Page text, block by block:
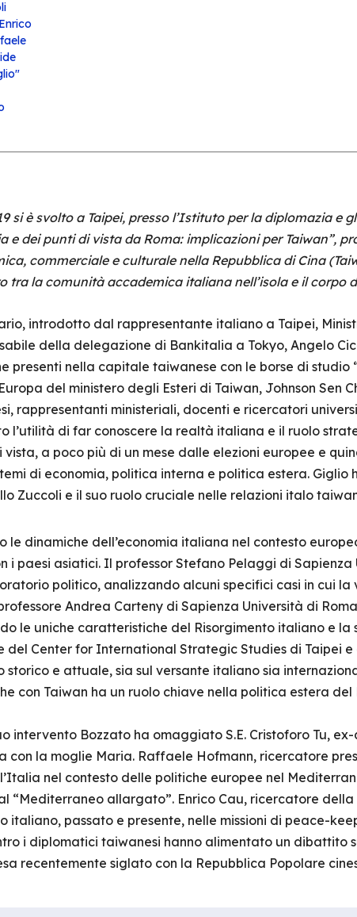
si è svolto a Taipei, presso l’Istituto per la diplomazia e
e dei punti di vista da Roma: implicazioni per Taiwan”,
commerciale e culturale nella Repubblica di Cina
tra la comunità accademica italiana nell’isola e il corpo
introdotto dal rappresentante italiano a Taipei,
della delegazione di Bankitalia a Tokyo, Angelo
presenti nella capitale taiwanese con le borse di studio
del ministero degli Esteri di Taiwan, Johnson Sen
rappresentanti ministeriali, docenti e ricercatori
l’utilità di far conoscere la realtà italiana e il ruolo
a poco più di un mese dalle elezioni europee e
di economia, politica interna e politica estera.
Zuccoli e il suo ruolo cruciale nelle relazioni italo
le dinamiche dell’economia italiana nel contesto
i paesi asiatici. Il professor Stefano Pelaggi di
politico, analizzando alcuni specifici casi in cui
Andrea Carteny di Sapienza Università di
le uniche caratteristiche del Risorgimento italiano e la
del Center for International Strategic Studies di Taipei
storico e attuale, sia sul versante italiano sia
con Taiwan ha un ruolo chiave nella politica estera del
intervento Bozzato ha omaggiato S.E. Cristoforo Tu,
con la moglie Maria. Raffaele Hofmann, ricercatore
nel contesto delle politiche europee nel
“Mediterraneo allargato”. Enrico Cau, ricercatore
italiano, passato e presente, nelle missioni di peace-
i diplomatici taiwanesi hanno alimentato un dibattito
recentemente siglato con la Repubblica Popolare